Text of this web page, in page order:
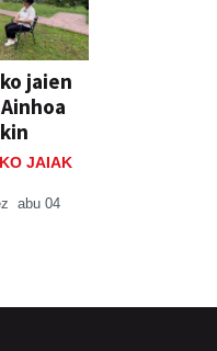
jaien
JAIAK
abu 04